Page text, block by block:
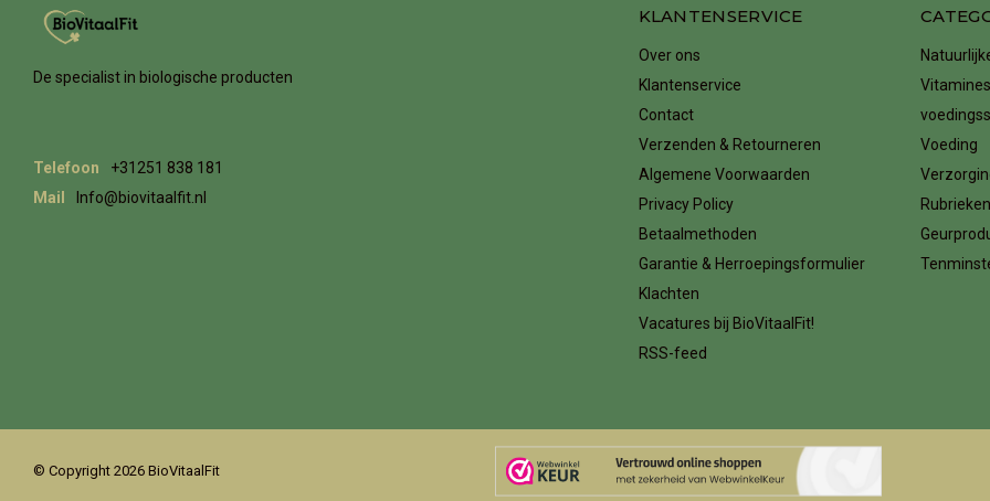
De specialist in biologische producten
Telefoon
+31251 838 181
Mail
Info@biovitaalfit.nl
KLANTENSERVICE
Over ons
Klantenservice
Contact
Verzenden & Retourneren
Algemene Voorwaarden
Privacy Policy
Betaalmethoden
Garantie & Herroepingsformulier
Klachten
Vacatures bij BioVitaalFit!
RSS-feed
Voeding
Rubrieken
© Copyright 2026 BioVitaalFit